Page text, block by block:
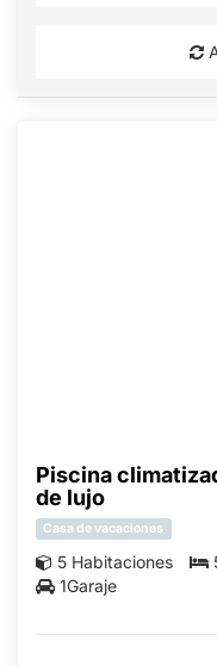
Piscina
de lujo
Casa de vacaciones
5 Habitaciones
1Garaje